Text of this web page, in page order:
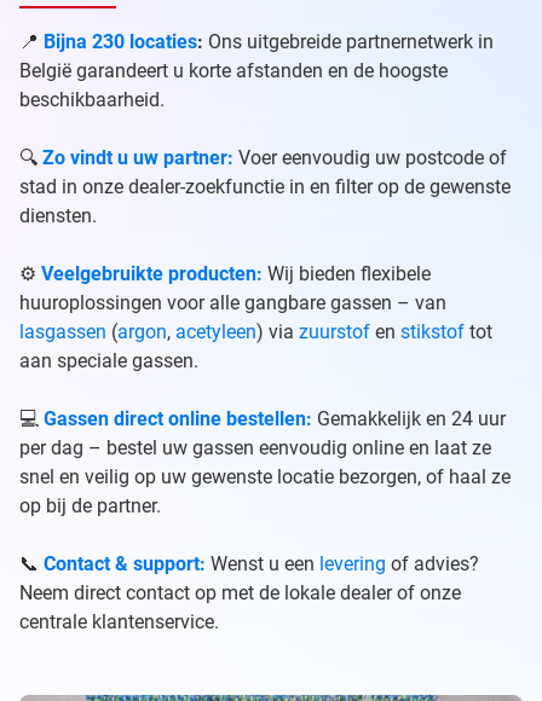
📍 Bijna 230 locaties: Ons uitgebreide partnernetwerk in
België garandeert u korte afstanden en de hoogste
beschikbaarheid.
🔍 Zo vindt u uw partner: Voer eenvoudig uw postcode of
stad in onze dealer-zoekfunctie in en filter op de gewenste
diensten.
⚙️ Veelgebruikte producten: Wij bieden flexibele
huuroplossingen voor alle gangbare gassen – van
lasgassen (argon, acetyleen) via zuurstof en stikstof tot
aan speciale gassen.
💻 Gassen direct online bestellen: Gemakkelijk en 24 uur
per dag – bestel uw gassen eenvoudig online en laat ze
snel en veilig op uw gewenste locatie bezorgen, of haal ze
op bij de partner.
📞 Contact & support: Wenst u een levering of advies?
Neem direct contact op met de lokale dealer of onze
centrale klantenservice.